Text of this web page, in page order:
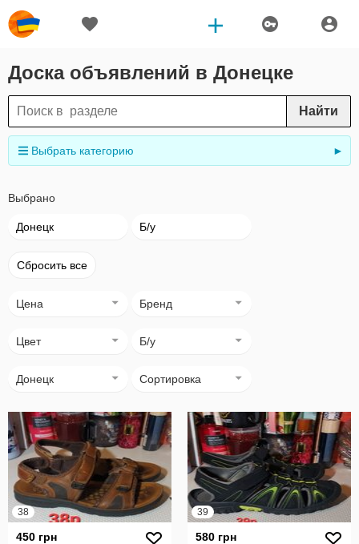
Доска объявлений в Донецке
Найти
Выбрать категорию ►
Выбрано
Донецк Б/у
Сбросить все
Цена Бренд
Цвет Б/у
Донецк Сортировка
38
450 грн
39
580 грн